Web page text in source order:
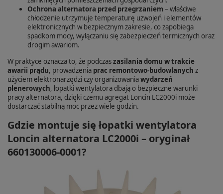
Ochrona alternatora przed przegrzaniem – właściwe
chłodzenie utrzymuje temperaturę uzwojeń i elementów
elektronicznych w bezpiecznym zakresie, co zapobiega
spadkom mocy, wyłączaniu się zabezpieczeń termicznych oraz
drogim awariom.
W praktyce oznacza to, że podczaszasilania domu w trakcie
awarii prądu, prowadzenia prac remontowo-budowlanych z
użyciem elektronarzędzi czy organizowaniawydarzeń
plenerowych, łopatki wentylatora dbają o bezpieczne warunki
pracy alternatora, dzięki czemu agregat Loncin LC2000i może
dostarczać stabilną moc przez wiele godzin.
Gdzie montuje się łopatki wentylatora
Loncin alternatora LC2000i – oryginał
660130006-0001?